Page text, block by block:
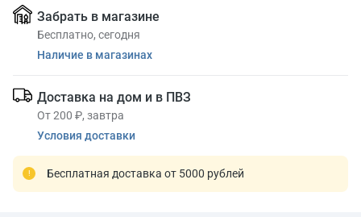
Забрать в магазине
Бесплатно, сегодня
Наличие в магазинах
Доставка на дом и в ПВЗ
От 200 ₽, завтра
Условия доставки
Бесплатная доставка от 5000 рублей